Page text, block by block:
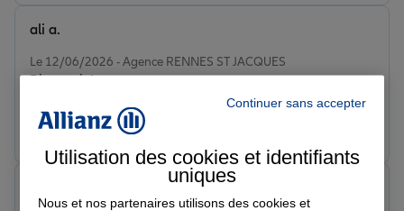
Le 12/06/2026 - Agence RENNES ST JACQUES
Bien traité
ali a.
Prendre un RDV
Note de 5 sur 5
Continuer sans accepter
Utilisation des cookies et identifiants
uniques
Nous et nos partenaires utilisons des cookies et